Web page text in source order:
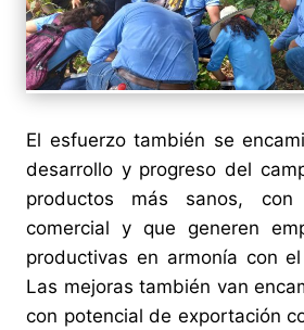
El esfuerzo también se
desarrollo y progreso del
productos más sanos, con
comercial y que generen
productivas en armonía con
Las mejoras también van
con potencial de exportación